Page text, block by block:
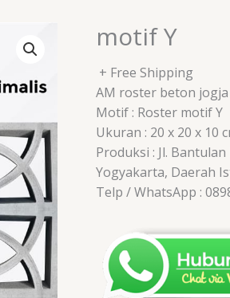
motif Y
+ Free Shipping
AM roster beton jogja
Motif : Roster motif Y
Ukuran : 20 x 20 x 10
Produksi : Jl.
Yogyakarta, Daerah
Telp / WhatsApp :